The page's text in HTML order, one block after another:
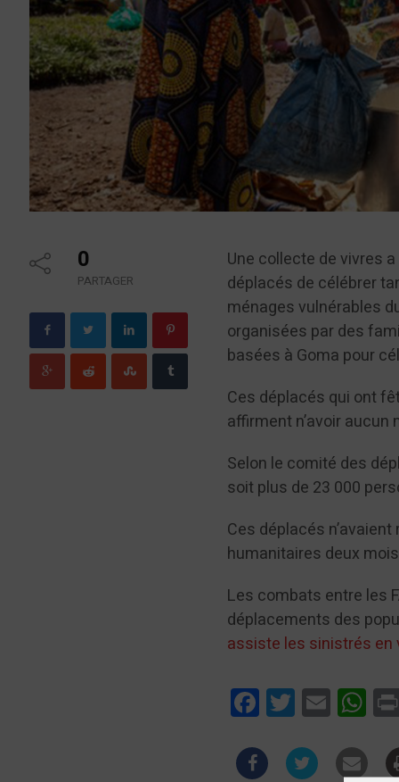
0
PARTAGER
Une collecte de vivres
déplacés de célébrer
ménages vulnérables
organisées par des
basées à Goma pour
Ces déplacés qui ont
affirment n’avoir
Selon le comité des
soit plus de 23 000
Ces déplacés
humanitaires deux
Les combats entre les
déplacements des
assiste les sinistrés en
FacebookTwitterEmail